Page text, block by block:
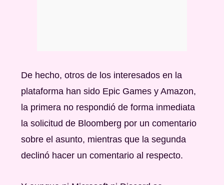
De hecho, otros de los interesados en la
plataforma han sido Epic Games y Amazon,
la primera no respondió de forma inmediata
la solicitud de Bloomberg por un comentario
sobre el asunto, mientras que la segunda
declinó hacer un comentario al respecto.